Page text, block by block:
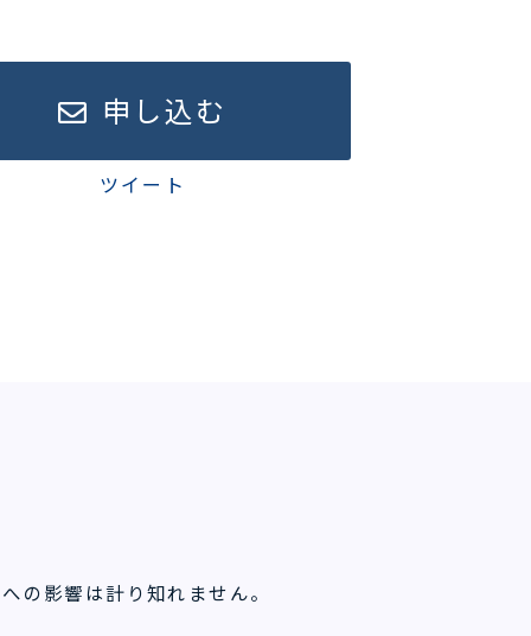
申し込む
ツイート
の影響は計り知れません。